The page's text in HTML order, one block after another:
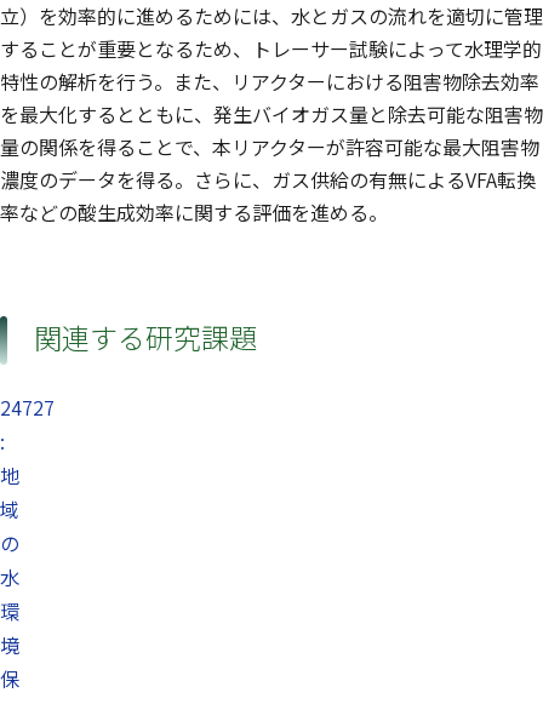
立）を効率的に進めるためには、水とガスの流れを適切に管理
することが重要となるため、トレーサー試験によって水理学的
特性の解析を行う。また、リアクターにおける阻害物除去効率
を最大化するとともに、発生バイオガス量と除去可能な阻害物
量の関係を得ることで、本リアクターが許容可能な最大阻害物
濃度のデータを得る。さらに、ガス供給の有無によるVFA転換
率などの酸生成効率に関する評価を進める。
関連する研究課題
24727
:
地
域
の
水
環
境
保